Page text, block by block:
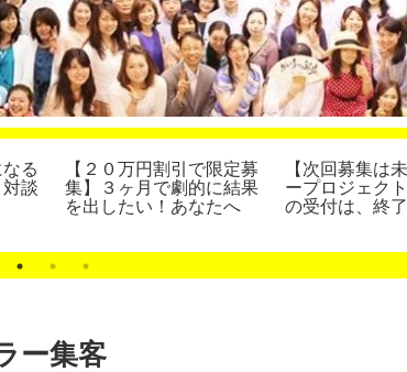
る
談
【２０万円割引で限定募
集】３ヶ月で劇的に結果
を出したい！あなたへ
【次回募集は
ープロジェク
の受付は、終
ー集客